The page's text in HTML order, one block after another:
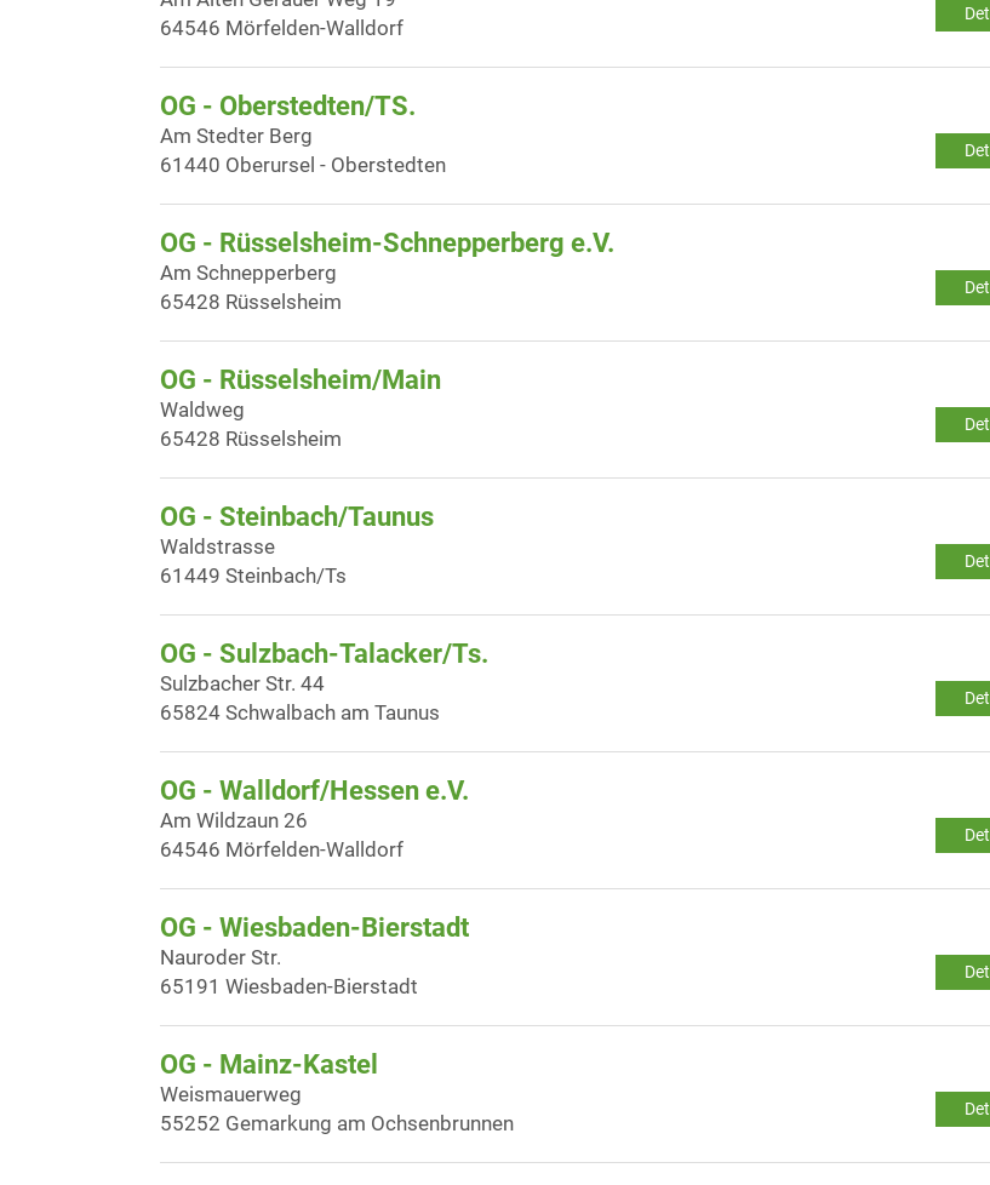
64546 Mörfelden-Walldorf
OG - Oberstedten/TS.
Am Stedter Berg
61440 Oberursel - Oberstedten
OG - Rüsselsheim-Schnepperberg e.V.
Am Schnepperberg
65428 Rüsselsheim
OG - Rüsselsheim/Main
Waldweg
65428 Rüsselsheim
OG - Steinbach/Taunus
Waldstrasse
61449 Steinbach/Ts
OG - Sulzbach-Talacker/Ts.
Sulzbacher Str. 44
65824 Schwalbach am Taunus
OG - Walldorf/Hessen e.V.
Am Wildzaun 26
64546 Mörfelden-Walldorf
OG - Wiesbaden-Bierstadt
Nauroder Str.
65191 Wiesbaden-Bierstadt
OG - Mainz-Kastel
Weismauerweg
55252 Gemarkung am Ochsenbrunnen